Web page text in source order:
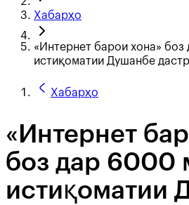
Хабарҳо
«Интернет барои хона»
истиқоматии Душанбе
Хабарҳо
«Интернет
боз дар 6000
истиқоматии